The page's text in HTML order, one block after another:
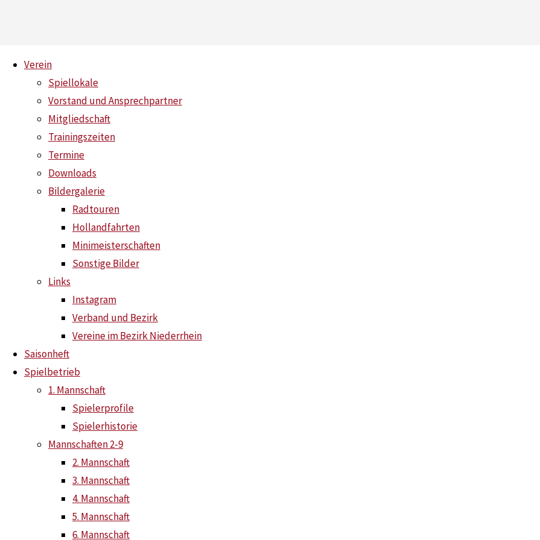
content
Verein
Spiellokale
Vorstand und Ansprechpartner
Mitgliedschaft
Trainingszeiten
Termine
Downloads
Bildergalerie
Radtouren
Hollandfahrten
Minimeisterschaften
Sonstige Bilder
Links
Instagram
Verband und Bezirk
Vereine im Bezirk Niederrhein
Saisonheft
Spielbetrieb
1. Mannschaft
Spielerprofile
Spielerhistorie
Mannschaften 2-9
2. Mannschaft
3. Mannschaft
4. Mannschaft
5. Mannschaft
6. Mannschaft
Sonstige Bilder
Sonstige Bilder
60-Jahr-Feier